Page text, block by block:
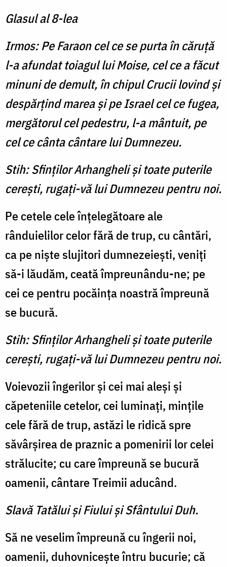
Glasul al 8-lea
Irmos: Pe Faraon cel ce se purta în căruţă
l-a afundat toiagul lui Moise, cel ce a făcut
minuni de demult, în chipul Crucii lovind şi
despărţind marea şi pe Israel cel ce fugea,
mergătorul cel pedestru, l-a mântuit, pe
cel ce cânta cântare lui Dumnezeu.
Stih: Sfinţilor Arhangheli şi toate puterile
cereşti, rugaţi-vă lui Dumnezeu pentru noi.
Pe cetele cele înţelegătoare ale
rânduielilor celor fără de trup, cu cântări,
ca pe nişte slujitori dumnezeieşti, veniţi
să-i lăudăm, ceată împreunându-ne; pe
cei ce pentru pocăinţa noastră împreună
se bucură.
Stih: Sfinţilor Arhangheli şi toate puterile
cereşti, rugaţi-vă lui Dumnezeu pentru noi.
Voievozii îngerilor şi cei mai aleşi şi
căpeteniile cetelor, cei luminaţi, minţile
cele fără de trup, astăzi le ridică spre
săvârşirea de praznic a pomenirii lor celei
strălucite; cu care împreună se bucură
oamenii, cântare Treimii aducând.
Slavă Tatălui şi Fiului şi Sfântului Duh.
Să ne veselim împreună cu îngerii noi,
oamenii, duhovniceşte întru bucurie; că